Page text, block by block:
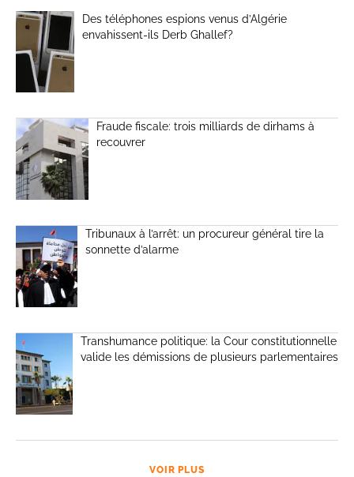
Des téléphones espions venus d’Algérie
envahissent-ils Derb Ghallef?
Fraude fiscale: trois milliards de dirhams à
recouvrer
Tribunaux à l’arrêt: un procureur général tire la
sonnette d’alarme
Transhumance politique: la Cour constitutionnelle
valide les démissions de plusieurs parlementaires
VOIR PLUS